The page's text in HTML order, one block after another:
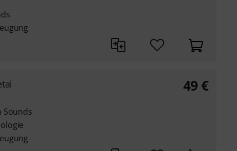
Sounds
49 €